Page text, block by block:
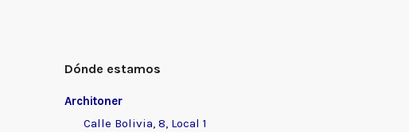
Dónde estamos
Architoner
Calle Bolivia, 8, Local 1